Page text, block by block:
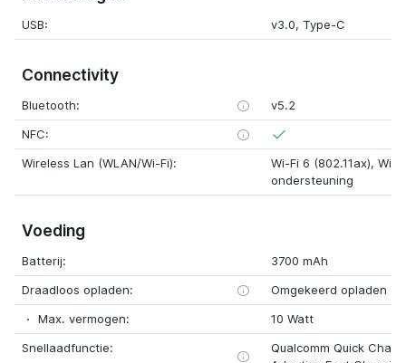
USB: v3.0, Type-C
Connectivity
Bluetooth:
v5.2
NFC:
Wireless Lan (WLAN/Wi-Fi):
Wi-Fi 6 (802.11ax),
ondersteuning
Voeding
Batterij:
3700 mAh
Draadloos opladen:
Omgekeerd opladen
Max. vermogen:
10 Watt
Snellaadfunctie:
Qualcomm Quick